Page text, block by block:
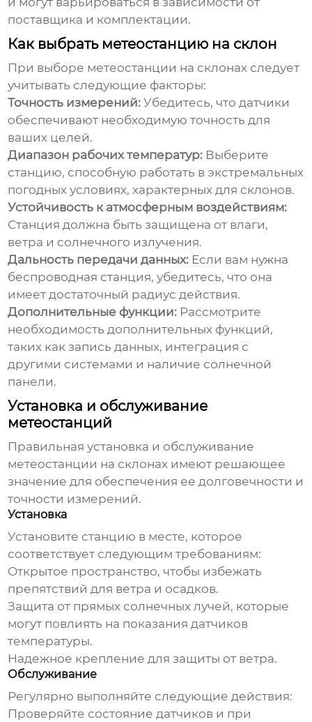
поставщика и комплектации.
Как выбрать метеостанцию на склон
При выборе метеостанции на склонах следует
учитывать следующие факторы:
Точность измерений: Убедитесь, что датчики
обеспечивают необходимую точность для
ваших целей.
Диапазон рабочих температур: Выберите
станцию, способную работать в экстремальных
погодных условиях, характерных для склонов.
Устойчивость к атмосферным воздействиям:
Станция должна быть защищена от влаги,
ветра и солнечного излучения.
Дальность передачи данных: Если вам нужна
беспроводная станция, убедитесь, что она
имеет достаточный радиус действия.
Дополнительные функции: Рассмотрите
необходимость дополнительных функций,
таких как запись данных, интеграция с
другими системами и наличие солнечной
панели.
Установка и обслуживание
метеостанций
Правильная установка и обслуживание
метеостанции на склонах имеют решающее
значение для обеспечения ее долговечности и
точности измерений.
Установка
Установите станцию в месте, которое
соответствует следующим требованиям:
Открытое пространство, чтобы избежать
препятствий для ветра и осадков.
Защита от прямых солнечных лучей, которые
могут повлиять на показания датчиков
температуры.
Надежное крепление для защиты от ветра.
Обслуживание
Регулярно выполняйте следующие действия:
Проверяйте состояние датчиков и при